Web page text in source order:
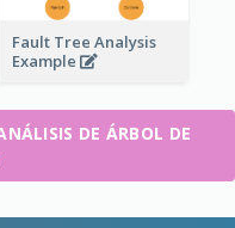
Fault Tree Analysis
Example
DE ÁRBOL DE